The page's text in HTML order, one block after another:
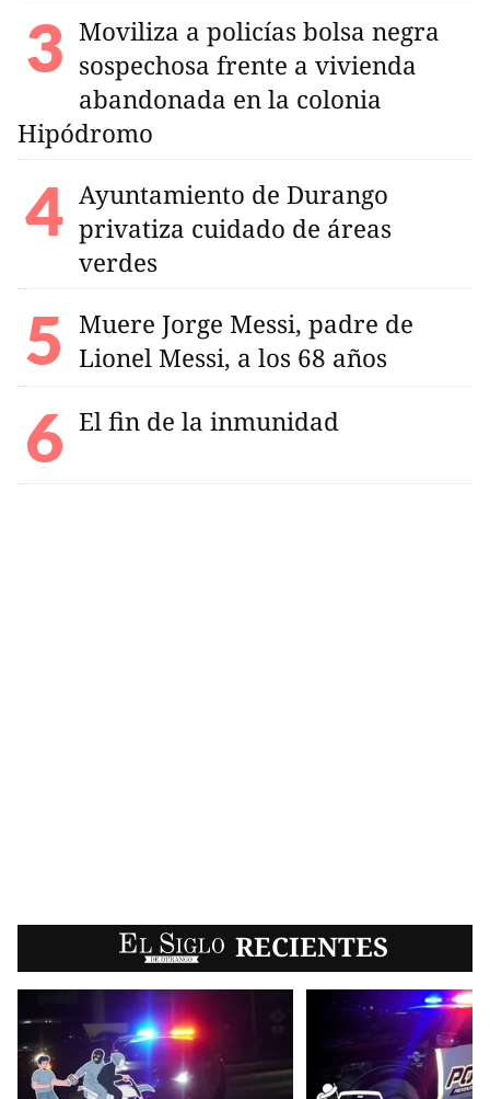
Moviliza a policías bolsa negra
sospechosa frente a vivienda
abandonada en la colonia
Hipódromo
Ayuntamiento de Durango
privatiza cuidado de áreas
verdes
Muere Jorge Messi, padre de
Lionel Messi, a los 68 años
El fin de la inmunidad
EL SIGLO RECIENTES